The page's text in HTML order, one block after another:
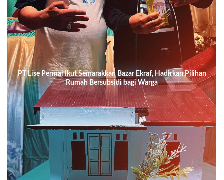
PT Lise Permai Ikut Semarakkan Bazar Ekraf, Hadirkan Pilihan
Rumah Bersubsidi bagi Warga